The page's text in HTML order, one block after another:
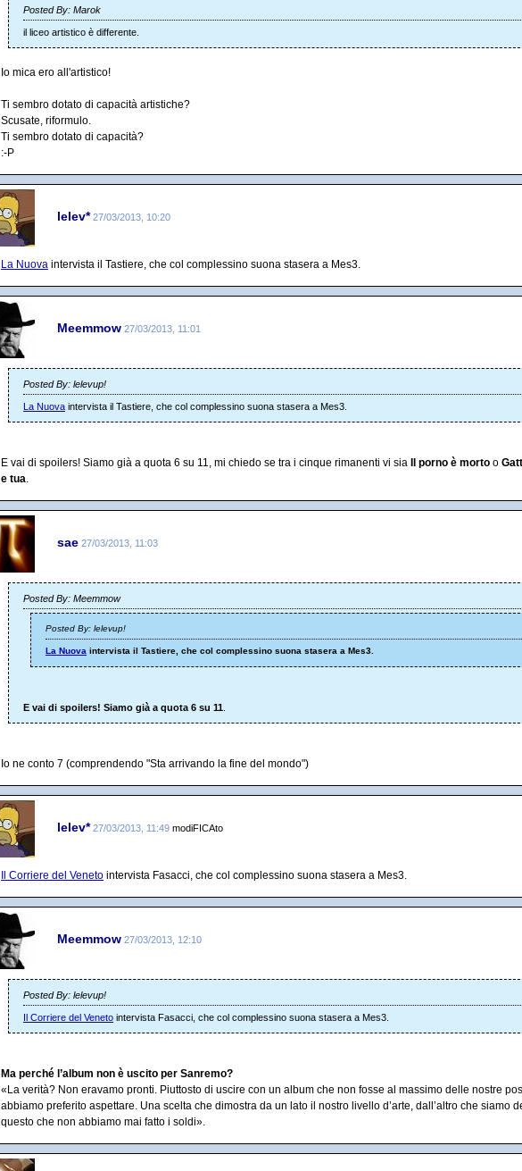
Posted By: Marok
il liceo artistico è differente.
Io mica ero all'artistico!
Ti sembro dotato di capacità artistiche?
Scusate, riformulo.
Ti sembro dotato di capacità?
:-P
lelev* 27/03/2013, 10:20
La Nuova intervista il Tastiere, che col complessino suona stasera a Mes3.
Meemmow 27/03/2013, 11:01
Posted By: lelevup!
La Nuova intervista il Tastiere, che col complessino suona stasera a Mes3.
E vai di spoilers! Siamo già a quota 6 su 11, mi chiedo se tra i cinque rimanenti vi sia Il porno è morto o
e tua.
sae 27/03/2013, 11:03
Posted By: Meemmow
Posted By: lelevup!
La Nuova intervista il Tastiere, che col complessino suona stasera a Mes3.
E vai di spoilers! Siamo già a quota 6 su 11
Io ne conto 7 (comprendendo "Sta arrivando la fine del mondo")
lelev* 27/03/2013, 11:49 modiFICAto
Il Corriere del Veneto intervista Fasacci, che col complessino suona stasera a Mes3.
Meemmow 27/03/2013, 12:10
Posted By: lelevup!
Il Corriere del Veneto intervista Fasacci, che col complessino suona stasera a Mes3.
Ma perché l’album non è uscito per Sanremo?
«La verità? Non eravamo pronti. Piuttosto di uscire con un album che non fosse al massimo delle nostre
abbiamo preferito aspettare. Una scelta che dimostra da un lato il nostro livello d’arte, dall’altro che siamo
questo che non abbiamo mai fatto i soldi».